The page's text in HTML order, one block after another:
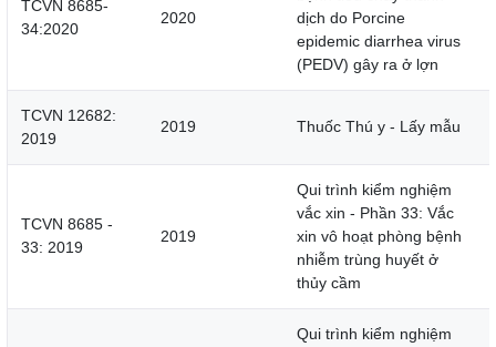
TCVN 8685-
34:2020
2020
dịch do Porcine
epidemic diarrhea virus
(PEDV) gây ra ở lợn
TCVN 12682:
2019
2019 Thuốc Thú y - Lấy mẫu
TCVN 8685 -
33: 2019
2019
Qui trình kiểm nghiệm
vắc xin - Phần 33: Vắc
xin vô hoạt phòng bệnh
nhiễm trùng huyết ở
thủy cầm
Qui trình kiểm nghiệm